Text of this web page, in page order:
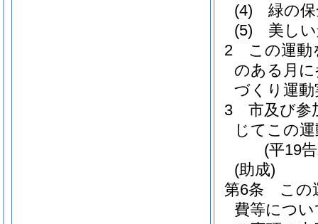
(4)
緑の
(5)
美し
2
この運
のある月
づくり運
3
市及び参
じてこの
(平19
(助成)
第6条
この
費等につ